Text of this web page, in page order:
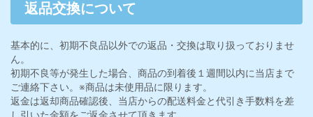
返品交換について
基本的に、初期不良品以外での返品・交換は取り扱っておりませ
ん。
初期不良等が発生した場合、商品の到着後１週間以内に当店まで
ご連絡下さい。※商品は未使用品に限ります。
返金は返却商品確認後、当店からの配送料金と代引き手数料を差
し引いた金額をご返金させて頂きます。